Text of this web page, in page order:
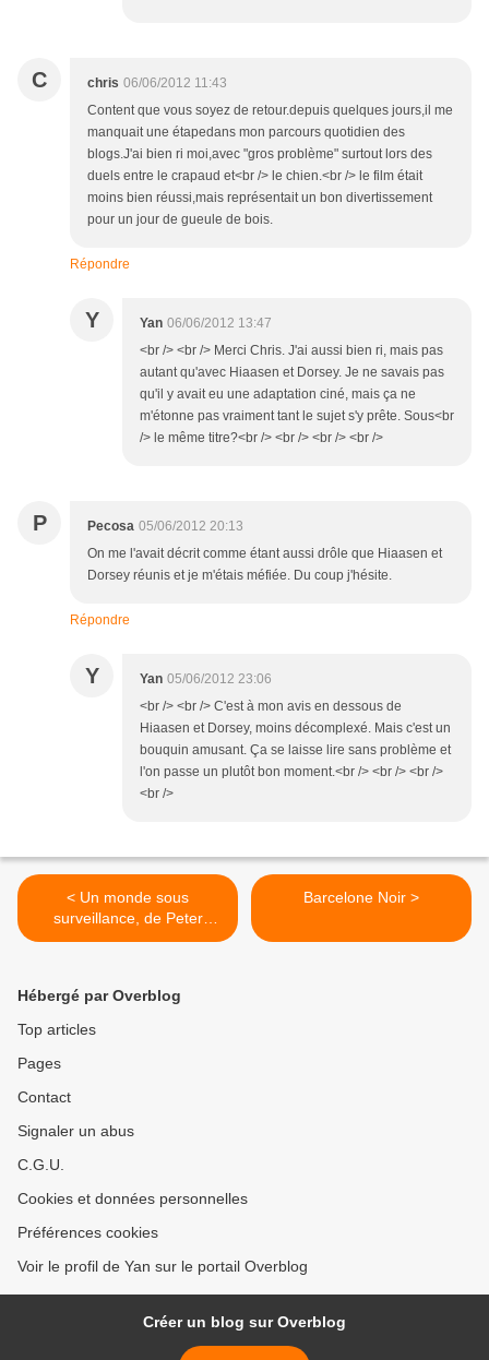
C chris 06/06/2012 11:43
Content que vous soyez de retour.depuis quelques jours,il me
manquait une étapedans mon parcours quotidien des
blogs.J'ai bien ri moi,avec "gros problème" surtout lors des
duels entre le crapaud et<br /> le chien.<br /> le film était
moins bien réussi,mais représentait un bon divertissement
pour un jour de gueule de bois.
Répondre
Y Yan 06/06/2012 13:47
<br /> <br /> Merci Chris. J'ai aussi bien ri, mais pas
autant qu'avec Hiaasen et Dorsey. Je ne savais pas
qu'il y avait eu une adaptation ciné, mais ça ne
m'étonne pas vraiment tant le sujet s'y prête. Sous<br
/> le même titre?<br /> <br /> <br /> <br />
P Pecosa 05/06/2012 20:13
On me l'avait décrit comme étant aussi drôle que Hiaasen et
Dorsey réunis et je m'étais méfiée. Du coup j'hésite.
Répondre
Y Yan 05/06/2012 23:06
<br /> <br /> C'est à mon avis en dessous de
Hiaasen et Dorsey, moins décomplexé. Mais c'est un
bouquin amusant. Ça se laisse lire sans problème et
l'on passe un plutôt bon moment.<br /> <br /> <br />
<br />
< Un monde sous
surveillance, de Peter
Temple
Barcelone Noir >
Hébergé par Overblog
Top articles
Pages
Contact
Signaler un abus
C.G.U.
Cookies et données personnelles
Préférences cookies
Voir le profil de Yan sur le portail Overblog
Créer un blog sur Overblog